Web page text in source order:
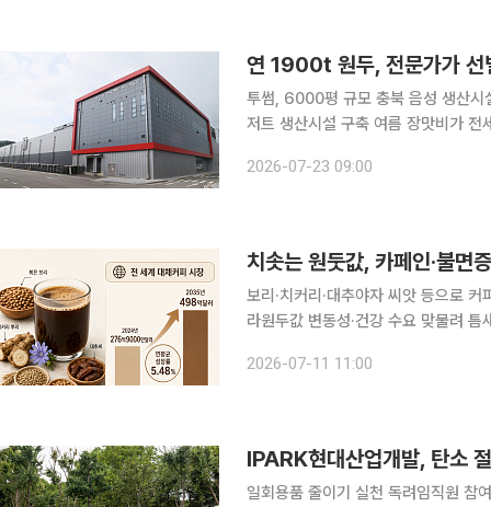
투썸, 6000평 규모 충북 음성 생산시
저트 생산시설 구축 여름 장맛비가 전세버스 창문을 촉촉히 적신 22일 오전 충북 음성군 금왕읍에
한 커피 향이 기분좋게 코 끝을 자극
2026-07-23 09:00
치솟는 원둣값, 카페인·불면
보리·치커리·대추야자 씨앗 등으로
라원두값 변동성·건강 수요 맞물려 틈새 시장 주목 카페인 섭취를 줄이려
증과 카페인 민감도를 호소하는 소비
2026-07-11 11:00
IPARK현대산업개발, 탄소
일회용품 줄이기 실천 독려임직원 참여 ESG 활동 IPARK현대산업개발이